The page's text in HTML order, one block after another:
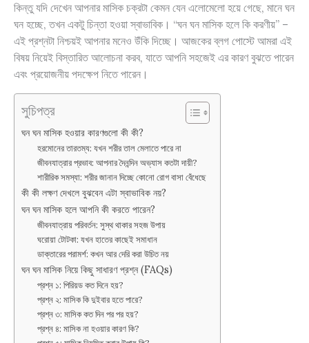
কিন্তু যদি দেখেন আপনার মাসিক চক্রটা কেমন যেন এলোমেলো হয়ে গেছে, মানে ঘন
ঘন হচ্ছে, তখন একটু চিন্তা হওয়া স্বাভাবিক। “ঘন ঘন মাসিক হলে কি করণীয়” –
এই প্রশ্নটা নিশ্চয়ই আপনার মনেও উঁকি দিচ্ছে। আজকের ব্লগ পোস্টে আমরা এই
বিষয় নিয়েই বিস্তারিত আলোচনা করব, যাতে আপনি সহজেই এর কারণ বুঝতে পারেন
এবং প্রয়োজনীয় পদক্ষেপ নিতে পারেন।
সুচিপত্র
ঘন ঘন মাসিক হওয়ার কারণগুলো কী কী?
হরমোনের তারতম্য: যখন শরীর তাল মেলাতে পারে না
জীবনযাত্রার প্রভাব: আপনার দৈনন্দিন অভ্যাস কতটা দায়ী?
শারীরিক সমস্যা: শরীর জানান দিচ্ছে কোনো রোগ বাসা বেঁধেছে
কী কী লক্ষণ দেখলে বুঝবেন এটা স্বাভাবিক নয়?
ঘন ঘন মাসিক হলে আপনি কী করতে পারেন?
জীবনযাত্রায় পরিবর্তন: সুস্থ থাকার সহজ উপায়
ঘরোয়া টোটকা: যখন হাতের কাছেই সমাধান
ডাক্তারের পরামর্শ: কখন আর দেরি করা উচিত নয়
ঘন ঘন মাসিক নিয়ে কিছু সাধারণ প্রশ্ন (FAQs)
প্রশ্ন ১: পিরিয়ড কত দিনে হয়?
প্রশ্ন ২: মাসিক কি দুইবার হতে পারে?
প্রশ্ন ৩: মাসিক কত দিন পর পর হয়?
প্রশ্ন ৪: মাসিক না হওয়ার কারণ কি?